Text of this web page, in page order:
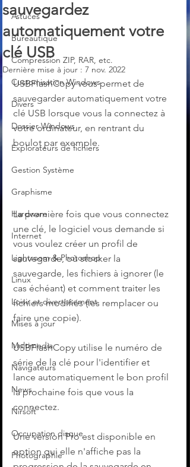
Astuces
Bureautique
Compression ZIP, RAR, etc.
Customisation Windows
Divers
Dossier Windows
Explorateurs de fichiers
Gestion Système
Graphisme
Hardware
Internet
Lightroom & Photoshop
Linux
Loisir et divertissement
Mises à jour
Multimedia
Navigateurs
News
Nirsoft
Occupation disque
Photographie
sauvegardez
automatiquement votre
clé USB
Dernière mise à jour : 7 nov. 2022
USBFlashCopy vous permet de
sauvegarder automatiquement votre
clé USB lorsque vous la connectez à
votre ordinateur, en rentrant du
boulot par exemple.
La première fois que vous connectez
une clé, le logiciel vous demande si
vous voulez créer un profil de
sauvegarde, où stocker la
sauvegarde, les fichiers à ignorer (le
cas échéant) et comment traiter les
fichiers modifiés (les remplacer ou
faire une copie).
USBFlashCopy utilise le numéro de
série de la clé pour l'identifier et
lance automatiquement le bon profil
la prochaine fois que vous la
connectez.
Une version Pro est disponible en
option qui elle n'affiche pas la